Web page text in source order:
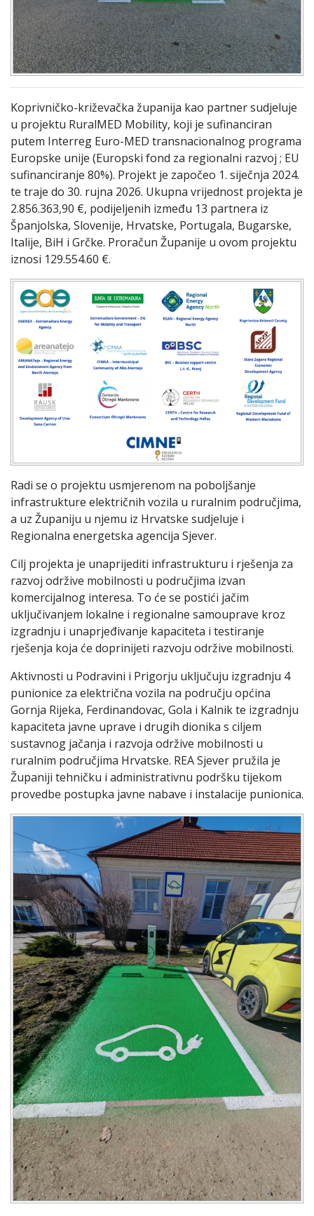
Koprivničko-križevačka županija kao partner sudjeluje
u projektu RuralMED Mobility, koji je sufinanciran
putem Interreg Euro-MED transnacionalnog programa
Europske unije (Europski fond za regionalni razvoj ; EU
sufinanciranje 80%). Projekt je započeo 1. siječnja 2024.
te traje do 30. rujna 2026. Ukupna vrijednost projekta je
2.856.363,90 €, podijeljenih između 13 partnera iz
Španjolska, Slovenije, Hrvatske, Portugala, Bugarske,
Italije, BiH i Grčke. Proračun Županije u ovom projektu
iznosi 129.554.60 €.
Radi se o projektu usmjerenom na poboljšanje
infrastrukture električnih vozila u ruralnim područjima,
a uz Županiju u njemu iz Hrvatske sudjeluje i
Regionalna energetska agencija Sjever.
Cilj projekta je unaprijediti infrastrukturu i rješenja za
razvoj održive mobilnosti u područjima izvan
komercijalnog interesa. To će se postići jačim
uključivanjem lokalne i regionalne samouprave kroz
izgradnju i unaprjeđivanje kapaciteta i testiranje
rješenja koja će doprinijeti razvoju održive mobilnosti.
Aktivnosti u Podravini i Prigorju uključuju izgradnju 4
punionice za električna vozila na području općina
Gornja Rijeka, Ferdinandovac, Gola i Kalnik te izgradnju
kapaciteta javne uprave i drugih dionika s ciljem
sustavnog jačanja i razvoja održive mobilnosti u
ruralnim područjima Hrvatske. REA Sjever pružila je
Županiji tehničku i administrativnu podršku tijekom
provedbe postupka javne nabave i instalacije punionica.